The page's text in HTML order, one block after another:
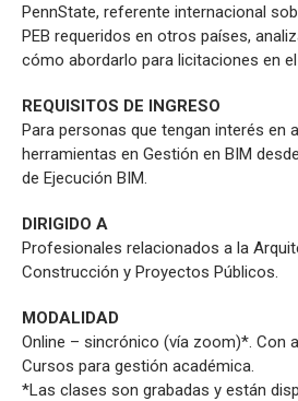
PennState, referente internacional
PEB requeridos en otros países,
cómo abordarlo para licitaciones en
REQUISITOS DE INGRESO
Para personas que tengan interés en
herramientas en Gestión en BIM
de Ejecución BIM.
DIRIGIDO A
Profesionales relacionados a la
Construcción y Proyectos Públicos.
MODALIDAD
Online – sincrónico (vía zoom)*. Con
Cursos para gestión académica.
*Las clases son grabadas y están